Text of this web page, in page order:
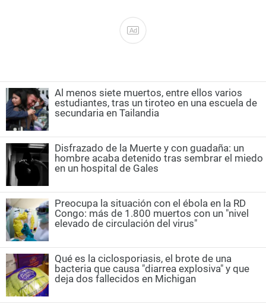
Ad
Al menos siete muertos, entre ellos varios
estudiantes, tras un tiroteo en una escuela de
secundaria en Tailandia
Disfrazado de la Muerte y con guadaña: un
hombre acaba detenido tras sembrar el miedo
en un hospital de Gales
Preocupa la situación con el ébola en la RD
Congo: más de 1.800 muertos con un "nivel
elevado de circulación del virus"
Qué es la ciclosporiasis, el brote de una
bacteria que causa "diarrea explosiva" y que
deja dos fallecidos en Michigan